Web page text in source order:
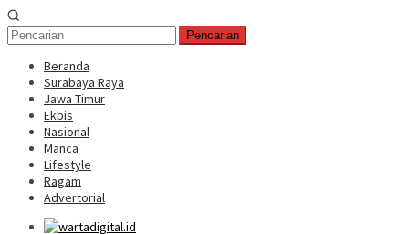
Pencarian
Beranda
Surabaya Raya
Jawa Timur
Ekbis
Nasional
Manca
Lifestyle
Ragam
Advertorial